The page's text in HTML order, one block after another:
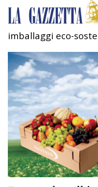
AMBIENTE
MOBILITÀ
INDUSTRIA
RICERCA
ECONOMIA
TURISMO
imballaggi eco-